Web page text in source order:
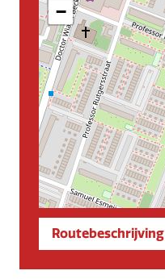
−
Routebeschrijving